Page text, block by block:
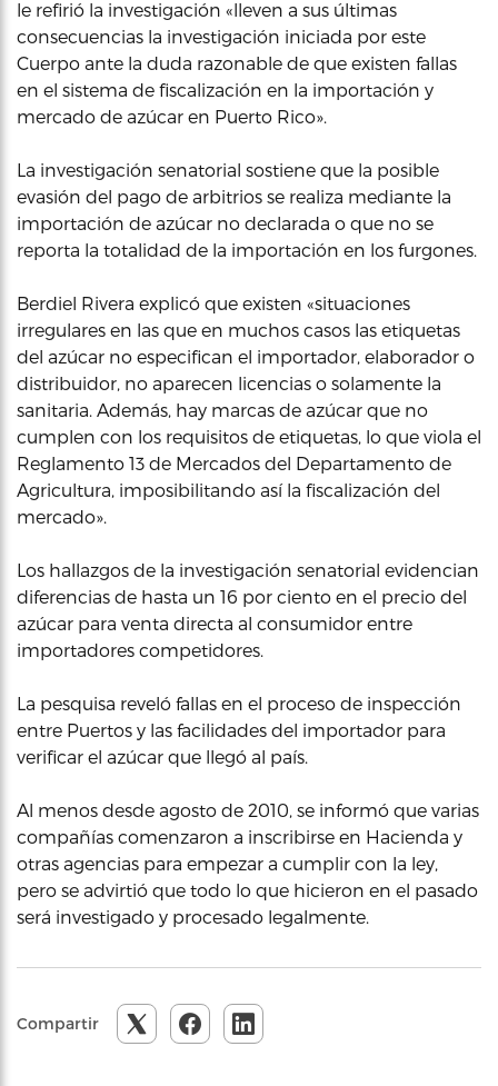
le refirió la investigación «lleven a sus últimas
consecuencias la investigación iniciada por este
Cuerpo ante la duda razonable de que existen fallas
en el sistema de fiscalización en la importación y
mercado de azúcar en Puerto Rico».
La investigación senatorial sostiene que la posible
evasión del pago de arbitrios se realiza mediante la
importación de azúcar no declarada o que no se
reporta la totalidad de la importación en los furgones.
Berdiel Rivera explicó que existen «situaciones
irregulares en las que en muchos casos las etiquetas
del azúcar no especifican el importador, elaborador o
distribuidor, no aparecen licencias o solamente la
sanitaria. Además, hay marcas de azúcar que no
cumplen con los requisitos de etiquetas, lo que viola el
Reglamento 13 de Mercados del Departamento de
Agricultura, imposibilitando así la fiscalización del
mercado».
Los hallazgos de la investigación senatorial evidencian
diferencias de hasta un 16 por ciento en el precio del
azúcar para venta directa al consumidor entre
importadores competidores.
La pesquisa reveló fallas en el proceso de inspección
entre Puertos y las facilidades del importador para
verificar el azúcar que llegó al país.
Al menos desde agosto de 2010, se informó que varias
compañías comenzaron a inscribirse en Hacienda y
otras agencias para empezar a cumplir con la ley,
pero se advirtió que todo lo que hicieron en el pasado
será investigado y procesado legalmente.
Compartir